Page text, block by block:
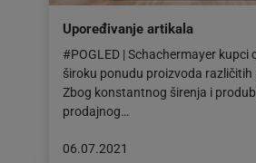
Upoređivanje artikala
#POGLED | Schachermayer kupci
široku ponudu proizvoda različitih
Zbog konstantnog širenja i
prodajnog…
Objava
06.07.2021